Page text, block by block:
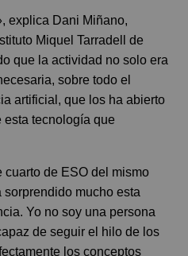
explica Dani Miñano,
Miquel Tarradell de
que la actividad no solo era
sobre todo el
artificial, que los ha abierto
esta tecnología que
de ESO del mismo
sorprendido mucho esta
Yo no soy una persona
de seguir el hilo de los
los conceptos